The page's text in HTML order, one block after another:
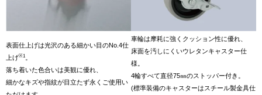
表面仕上げは光沢のある細かい目のNo.4仕
上げ※1 。
落ち着いた色合いは美観に優れ、
細かなキズや指紋が目立たず永くご使用い
車輪は摩耗に強くクッション性に優れ、
床面を汚しにくいウレタンキャスター仕
様。
4輪すべて直径75㎜のストッパー付き。
(標準装備のキャスターはスチール製金具仕